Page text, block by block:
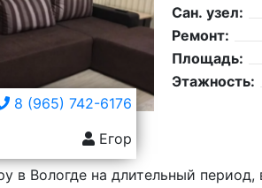
8 (965) 742-6176
Егор
Сан. узел:
Ремонт:
Площадь:
Этажность:
в Вологде на длительный